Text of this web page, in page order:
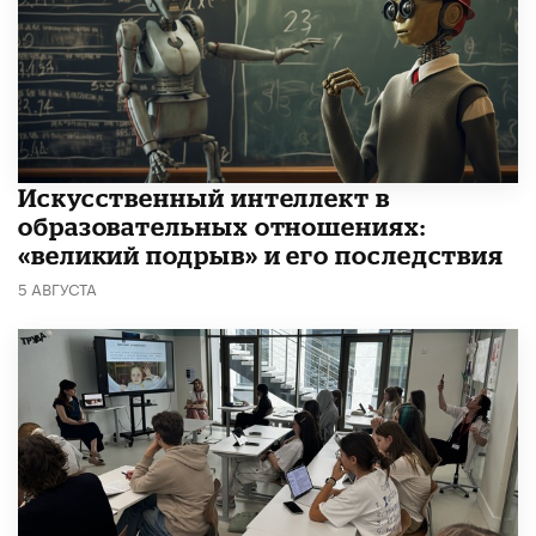
​Искусственный интеллект в
образовательных отношениях:
«великий подрыв» и его последствия
5 АВГУСТА